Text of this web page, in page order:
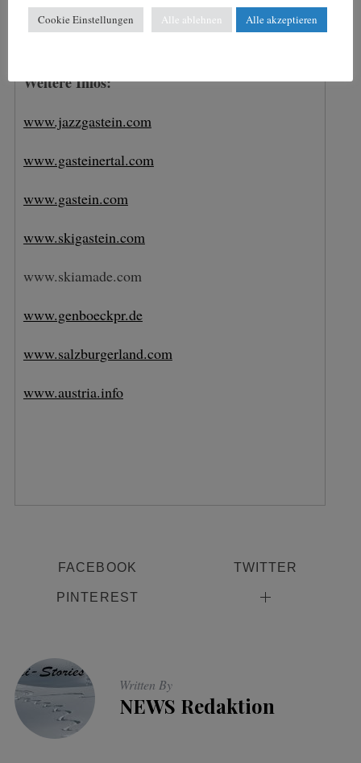
Frühstückspension (ab 594 Euro in einem 3-
Weitere Infos:
www.jazzgastein.com
www.gasteinertal.com
www.gastein.com
www.skigastein.com
www.skiamade.com
www.genboeckpr.de
www.salzburgerland.com
www.austria.info
FACEBOOK TWITTER
PINTEREST
Written By
NEWS Redaktion
Cookie Einstellungen Alle ablehnen Alle akzeptieren